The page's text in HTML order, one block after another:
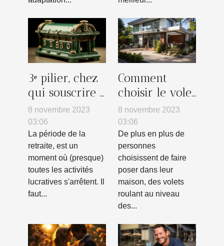
3ᵉ pilier, chez
qui souscrire :
la banque
8 novembre 2023
03:06
La période de la
retraite, est un
moment où (presque)
toutes les activités
lucratives s'arrêtent. Il
faut...
Comment
choisir le volet
roulant le plus
adapté à votre
maison ?
8 novembre 2023
03:06
De plus en plus de
personnes
choisissent de faire
poser dans leur
maison, des volets
roulant au niveau
des...